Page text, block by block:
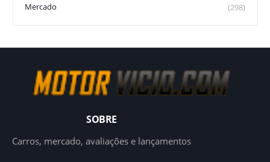
Mercado
(298)
SOBRE
Carros, mercado, avaliações e lançamentos